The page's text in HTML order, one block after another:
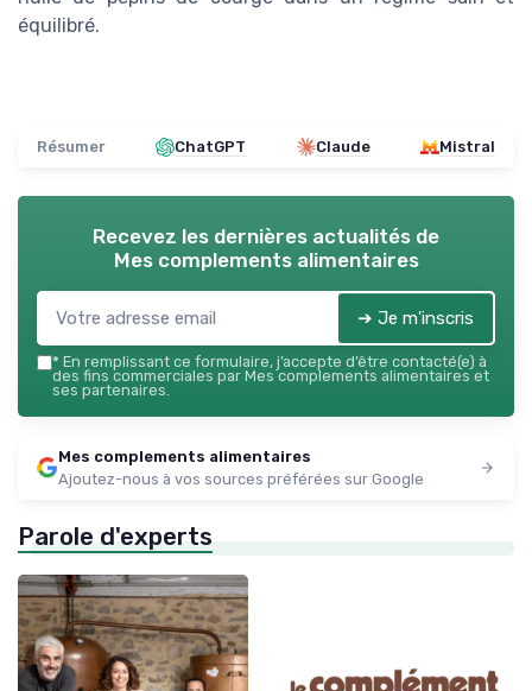
équilibré.
Résumer ChatGPT Claude Mistral
Recevez les dernières actualités de
Mes complements alimentaires
➔ Je m'inscris
* En remplissant ce formulaire, j’accepte d’être contacté(e) à
des fins commerciales par Mes complements alimentaires et
ses partenaires.
Mes complements alimentaires
Ajoutez-nous à vos sources préférées sur Google
Parole d'experts